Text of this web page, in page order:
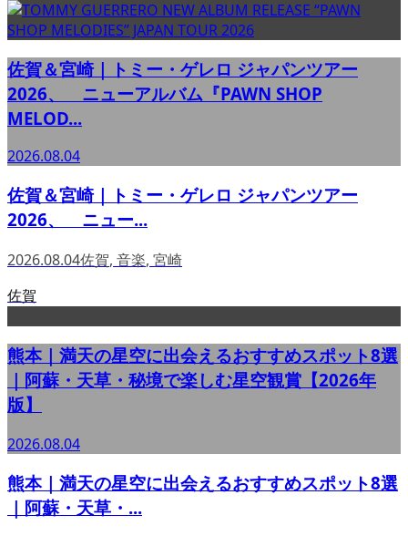
佐賀＆宮崎｜トミー・ゲレロ ジャパンツアー
2026、 ニューアルバム『PAWN SHOP
MELOD...
2026.08.04
佐賀＆宮崎｜トミー・ゲレロ ジャパンツアー
2026、 ニュー...
2026.08.04佐賀, 音楽, 宮崎
佐賀
熊本｜満天の星空に出会えるおすすめスポット8選
｜阿蘇・天草・秘境で楽しむ星空観賞【2026年
版】
2026.08.04
熊本｜満天の星空に出会えるおすすめスポット8選
｜阿蘇・天草・...